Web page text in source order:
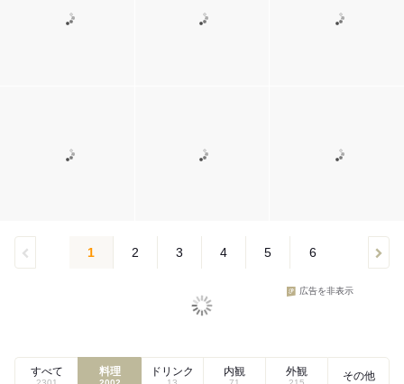
1 2 3 4 5 6
広告を非表示
すべて 料理 ドリンク 内観 外観 その他